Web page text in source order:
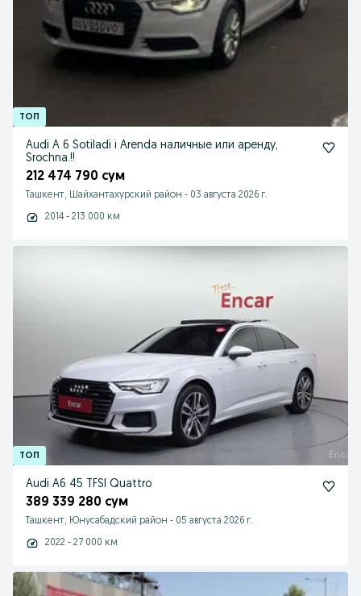
Audi A 6 Sotiladi i Arenda наличные или аренду,
Srochna.!!
212 474 790 сум
Ташкент, Шайхантахурский район - 03 августа 2026 г.
2014 - 213 000 км
Audi A6 45 TFSI Quattro
389 339 280 сум
Ташкент, Юнусабадский район - 05 августа 2026 г.
2022 - 27 000 км